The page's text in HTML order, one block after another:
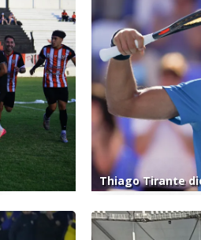
Thiago Tirante